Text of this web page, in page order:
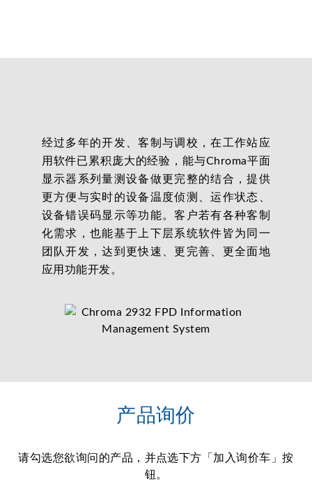
经过多年的开发、客制与调校，在工作站应
用软件已累积庞大的经验，能与Chroma平面
显示器系列量测设备做更完整的结合，提供
更方便与实时的设备温度侦测、运作状态、
设备错误码显示等功能。客户若有各种客制
化需求，也能基于上下层系统软件皆为同一
团队开发，达到更快速、更完善、更全面地
应用功能开发。
产品询价
请勾选您欲询问的产品，并点选下方「加入询价车」按
钮。